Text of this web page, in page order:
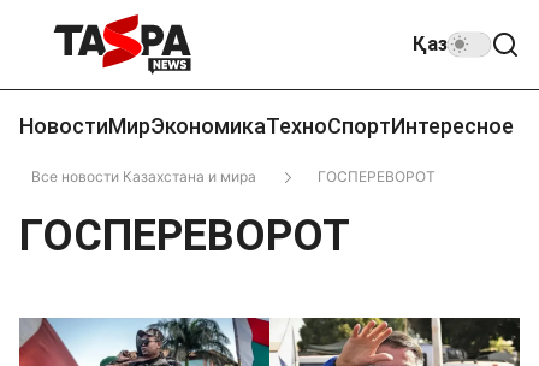
Қаз
НовостиМирЭкономикаТехноСпортИнтересное
Все новости Казахстана и мира ГОСПЕРЕВОРОТ
ГОСПЕРЕВОРОТ